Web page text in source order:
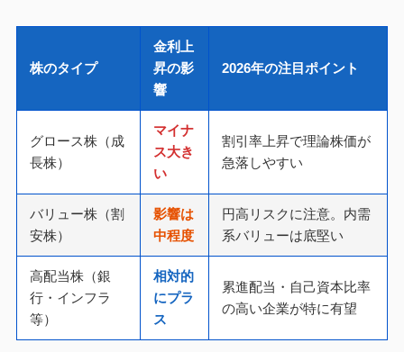
株のタイプ
金利上
昇の影
響
2026年の注目ポイント
グロース株（成
長株）
マイナ
ス大き
い
割引率上昇で理論株価が
急落しやすい
バリュー株（割
安株）
影響は
中程度
円高リスクに注意。内需
系バリューは底堅い
高配当株（銀
行・インフラ
等）
相対的
にプラ
ス
累進配当・自己資本比率
の高い企業が特に有望